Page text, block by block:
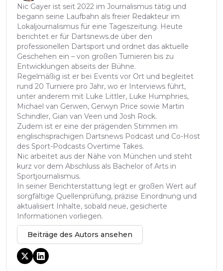
Nic Gayer ist seit 2022 im Journalismus tätig und
begann seine Laufbahn als freier Redakteur im
Lokaljournalismus für eine Tageszeitung. Heute
berichtet er für Dartsnews.de über den
professionellen Dartsport und ordnet das aktuelle
Geschehen ein – von großen Turnieren bis zu
Entwicklungen abseits der Bühne.
Regelmäßig ist er bei Events vor Ort und begleitet
rund 20 Turniere pro Jahr, wo er Interviews führt,
unter anderem mit Luke Littler, Luke Humphries,
Michael van Gerwen, Gerwyn Price sowie Martin
Schindler, Gian van Veen und Josh Rock.
Zudem ist er eine der prägenden Stimmen im
englischsprachigen Dartsnews Podcast und Co-Host
des Sport-Podcasts Overtime Takes.
Nic arbeitet aus der Nähe von München und steht
kurz vor dem Abschluss als Bachelor of Arts in
Sportjournalismus.
In seiner Berichterstattung legt er großen Wert auf
sorgfältige Quellenprüfung, präzise Einordnung und
aktualisiert Inhalte, sobald neue, gesicherte
Informationen vorliegen.
Beiträge des Autors ansehen